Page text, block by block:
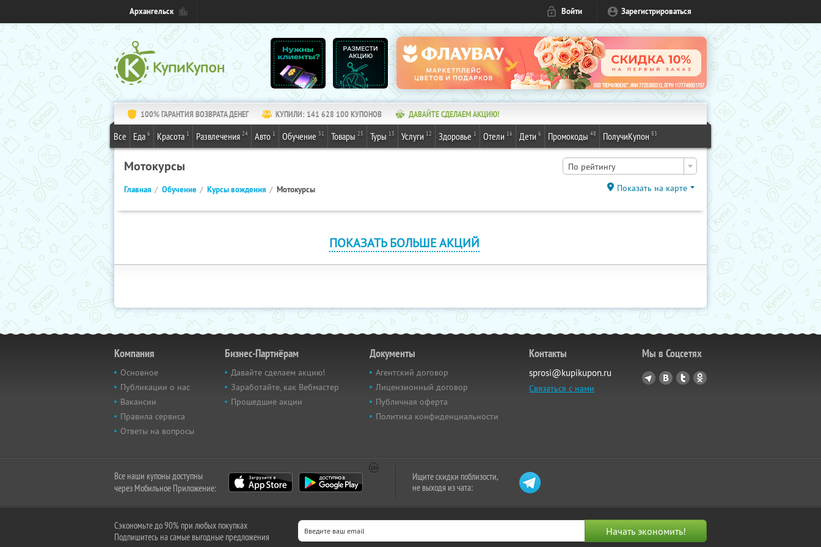
Архангельск Войти Зарегистрироваться
100% ГАРАНТИЯ ВОЗВРАТА ДЕНЕГ КУПИЛИ: 141 628 100КУПОНОВ ДАВАЙТЕ СДЕЛАЕМ АКЦИЮ!
Все Еда 6 Красота 1 Развлечения 24 Авто 1 Обучение 31 Товары 25 Туры 13 Услуги 12 Здоровье 1 Отели 16 Дети 6 Промокоды 48 ПолучиКупон 83
Мотокурсы По рейтингу
Главная Обучение Курсы вождения Мотокурсы Показать на карте
ПОКАЗАТЬ БОЛЬШЕ АКЦИЙ
Компания
Основное
Публикации о нас
Вакансии
Правила сервиса
Ответы на вопросы
Бизнес-Партнёрам
Давайте сделаем акцию!
Заработайте, как Вебмастер
Прошедшие акции
Документы
Агентский договор
Лицензионный договор
Публичная оферта
Политика конфиденциальности
Контакты
sprosi@kupikupon.ru
Связаться с нами
Мы в Соцсетях
Все наши купоны доступны
через Мобильное Приложение:
Ищите скидки поблизости,
не выходя из чата:
Сэкономьте до 90% при любых покупках
Подпишитесь на самые выгодные предложения